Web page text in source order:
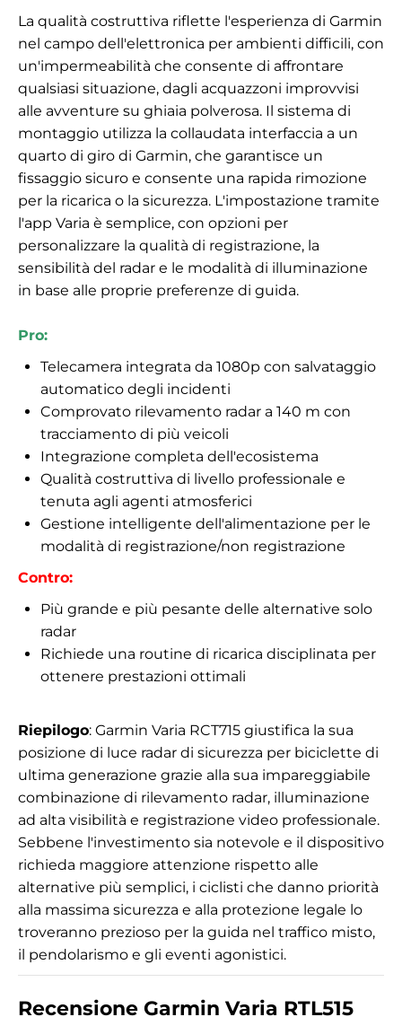
La qualità costruttiva riflette l'esperienza di Garmin
nel campo dell'elettronica per ambienti difficili, con
un'impermeabilità che consente di affrontare
qualsiasi situazione, dagli acquazzoni improvvisi
alle avventure su ghiaia polverosa. Il sistema di
montaggio utilizza la collaudata interfaccia a un
quarto di giro di Garmin, che garantisce un
fissaggio sicuro e consente una rapida rimozione
per la ricarica o la sicurezza. L'impostazione tramite
l'app Varia è semplice, con opzioni per
personalizzare la qualità di registrazione, la
sensibilità del radar e le modalità di illuminazione
in base alle proprie preferenze di guida.
Pro:
Telecamera integrata da 1080p con salvataggio
automatico degli incidenti
Comprovato rilevamento radar a 140 m con
tracciamento di più veicoli
Integrazione completa dell'ecosistema
Qualità costruttiva di livello professionale e
tenuta agli agenti atmosferici
Gestione intelligente dell'alimentazione per le
modalità di registrazione/non registrazione
Contro:
Più grande e più pesante delle alternative solo
radar
Richiede una routine di ricarica disciplinata per
ottenere prestazioni ottimali
Riepilogo: Garmin Varia RCT715 giustifica la sua
posizione di luce radar di sicurezza per biciclette di
ultima generazione grazie alla sua impareggiabile
combinazione di rilevamento radar, illuminazione
ad alta visibilità e registrazione video professionale.
Sebbene l'investimento sia notevole e il dispositivo
richieda maggiore attenzione rispetto alle
alternative più semplici, i ciclisti che danno priorità
alla massima sicurezza e alla protezione legale lo
troveranno prezioso per la guida nel traffico misto,
il pendolarismo e gli eventi agonistici.
Recensione Garmin Varia RTL515